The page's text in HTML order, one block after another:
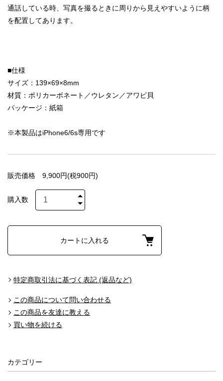
通話している時、写真を撮るときに周りから見えやすいように柄
を配置してあります。
■仕様
サイズ：139×69×8mm
材質：ポリカーボネート／ウレタン／アワビ貝
パッケージ：紙箱
※本製品はiPhone6/6s専用です
販売価格 9,900円(税900円)
購入数
カートに入れる
特定商取引法に基づく表記 (返品など)
この商品について問い合わせる
この商品を友達に教える
買い物を続ける
カテゴリー